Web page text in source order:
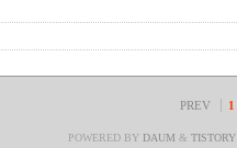
PREV 1
POWERED BY DAUM & TISTORY